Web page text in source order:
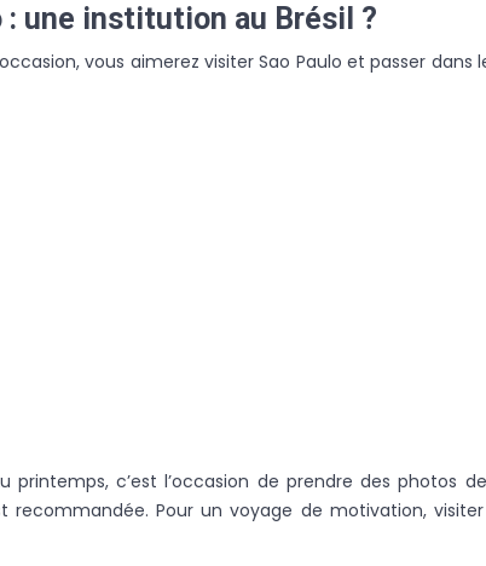
: une institution au Brésil ?
vous aimerez visiter Sao Paulo et passer
c’est l’occasion de prendre des photos
Pour un voyage de motivation,